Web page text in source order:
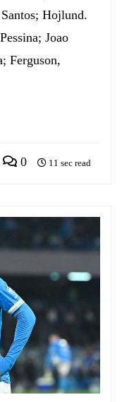
Hojlund.
Joao
Ferguson,
0 11 sec read